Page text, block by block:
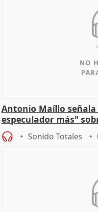
Antonio Maíllo
especulador más"
Becerril
Sonido Totales